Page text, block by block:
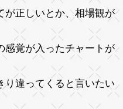
が正しいとか、相場観が
覚が入ったチャートが
り違ってくると言いたい